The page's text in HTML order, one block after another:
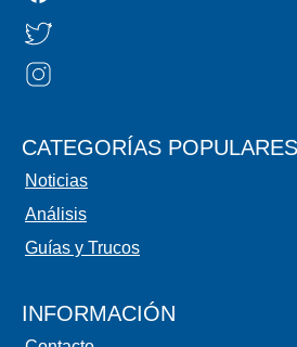
CATEGORÍAS POPULARES
Noticias
Análisis
Guías y Trucos
INFORMACIÓN